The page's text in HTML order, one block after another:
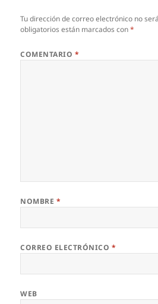
Tu dirección de correo electrónico no
obligatorios están marcados con*
COMENTARIO *
NOMBRE *
CORREO ELECTRÓNICO *
WEB